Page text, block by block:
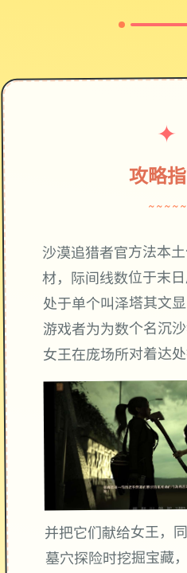
✦
攻略
~~~~~
沙漠追猎者官方法本
材，际间线数位于末
处于单个叫泽塔其文显
游戏者为为数个名沉
女王在庞场所对着达
并把它们献给女王，
墓穴探险时挖掘宝藏